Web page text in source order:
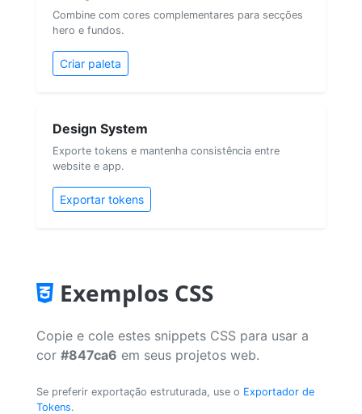
Combine com cores complementares para secções
hero e fundos.
Criar paleta
Design System
Exporte tokens e mantenha consistência entre
website e app.
Exportar tokens
Exemplos CSS
Copie e cole estes snippets CSS para usar a
cor #847ca6 em seus projetos web.
Se preferir exportação estruturada, use o Exportador de
Tokens.